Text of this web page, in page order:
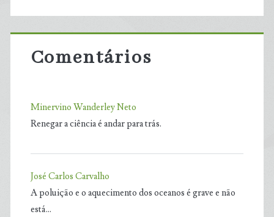
Comentários
Minervino Wanderley Neto
Renegar a ciência é andar para trás.
José Carlos Carvalho
A poluição e o aquecimento dos oceanos é grave e não
está…